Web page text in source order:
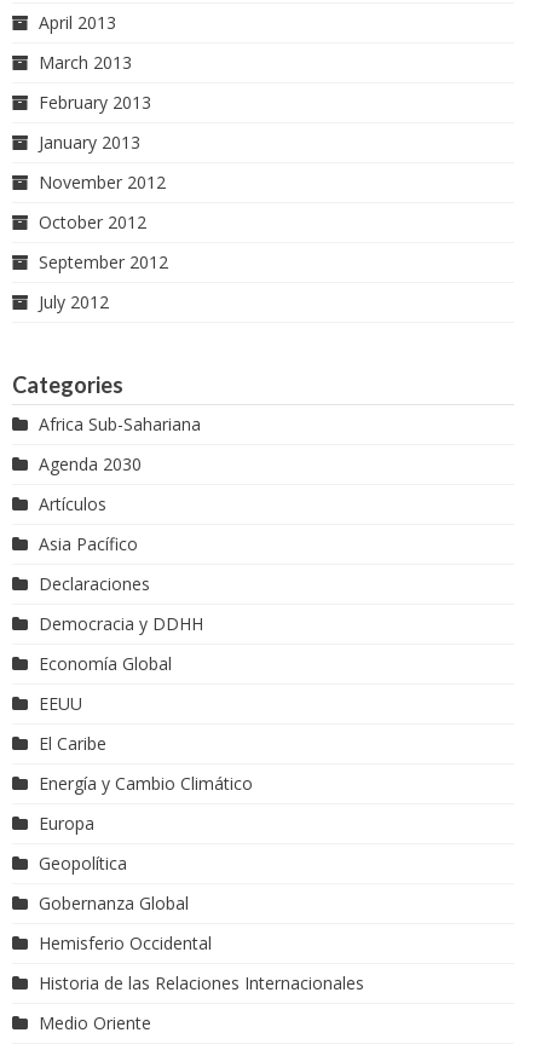
April 2013
March 2013
February 2013
January 2013
November 2012
October 2012
September 2012
July 2012
Categories
Africa Sub-Sahariana
Agenda 2030
Artículos
Asia Pacífico
Declaraciones
Democracia y DDHH
Economía Global
EEUU
El Caribe
Energía y Cambio Climático
Europa
Geopolítica
Gobernanza Global
Hemisferio Occidental
Historia de las Relaciones Internacionales
Medio Oriente